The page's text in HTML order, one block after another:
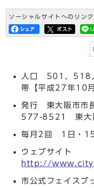
ソーシャルサイトへのリン
人口 501，
帯【平成27年10
発行 東大阪市市
577-8521 東大
毎月2回 1日・
ウェブサイト
http://
市公式フェイス